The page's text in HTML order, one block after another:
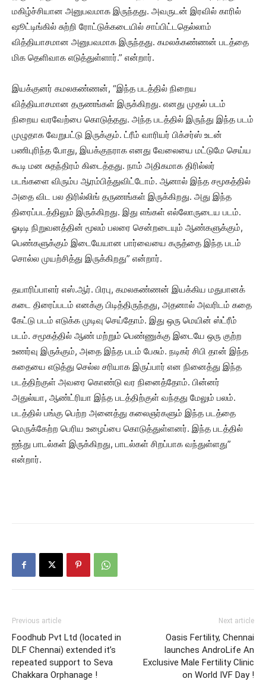
மகிழ்ச்சியான அனுபவமாக இருந்தது. அவருடன் இரவில் காரில்
ஷூட்டிங்கில் சுற்றி ரோட்டுக்கடையில் சாப்பிட்டதெல்லாம்
வித்தியாசமான அனுபவமாக இருந்தது. கமலக்கண்ணன் படத்தை
மிக தெளிவாக எடுத்துள்ளார்.” என்றார்.
இயக்குனர் கமலகண்ணன், “இந்த படத்தில் நிறைய
வித்தியாசமான தருணங்கள் இருக்கிறது. எனது முதல் படம்
நிறைய வரவேற்பை கொடுத்தது. அந்த படத்தில் இருந்து இந்த படம்
முழுதாக வேறுபட்டு இருக்கும். ட்ரீம் வாரியர் பிக்சர்ஸ் உடன்
பணிபுரிந்த போது, இயக்குநராக எனது வேலையை மட்டுமே செய்ய
கூடி மன சுதந்திரம் கிடைத்தது. நாம் அதிகமாக திரில்லர்
படங்களை விரும்ப ஆரம்பித்துவிட்டோம். ஆனால் இந்த சமூகத்தில்
அதை விட பல திரில்லிங் தருணங்கள் இருக்கிறது. அது இந்த
திரைப்படத்திலும் இருக்கிறது. இது எங்கள் எல்லோருடைய படம்.
ஓடிடி நிறுவனத்தின் மூலம் பலரை சென்றடையும் ஆண்களுக்கும்,
பெண்களுக்கும் இடையேயான பார்வையை கருத்தை இந்த படம்
சொல்ல முயற்சித்து இருக்கிறது” என்றார்.
தயாரிப்பாளர் எஸ்.ஆர். பிரபு, கமலகண்ணன் இயக்கிய மதுபானக்
கடை திரைப்படம் எனக்கு பிடித்திருந்தது, அதனால் அவரிடம் கதை
கேட்டு படம் எடுக்க முடிவு செய்தோம். இது ஒரு மெயின் ஸ்ட்ரீம்
படம். சமூகத்தில் ஆண் மற்றும் பெண்ணுக்கு இடையே ஒரு குற்ற
உணர்வு இருக்கும், அதை இந்த படம் பேசும். நடிகர் சிபி தான் இந்த
கதையை எடுத்து செல்ல சரியாக இருப்பார் என நினைத்து இந்த
படத்திற்குள் அவரை கொண்டு வர நினைத்தோம். பின்னர்
அதுல்யா, ஆண்ட்ரியா இந்த படத்திற்குள் வந்தது மேலும் பலம்.
படத்தில் பங்கு பெற்ற அனைத்து கலைஞர்களும் இந்த படத்தை
மெருக்கேற்ற பெரிய உழைப்பை கொடுத்துள்ளனர். இந்த படத்தில்
ஐந்து பாடல்கள் இருக்கிறது, பாடல்கள் சிறப்பாக வந்துள்ளது”
என்றார்.
Previous article
Foodhub Pvt Ltd (located in
DLF Chennai) extended it’s
repeated support to Seva
Chakkara Orphanage !
Next article
Oasis Fertility, Chennai
launches AndroLife An
Exclusive Male Fertility Clinic
on World IVF Day !